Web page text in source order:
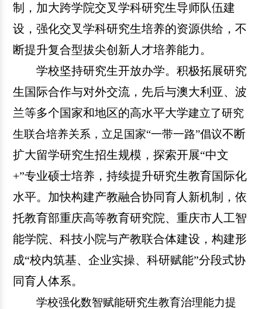
制，加大跨学院交叉学科研究生导师队伍建
设，强化交叉学科研究生培养的资源供给，不
断提升复合型拔尖创新人才培养能力。
学校坚持研究生开放办学。积极拓展研究
生国际合作与对外交流，先后与澳大利亚、波
兰等多个国家和地区的高水平大学建立了研究
生联合培养关系，立足国家“一带一路”倡议不断
扩大留学研究生招生规模，探索开展“中文
+”专业硕士培养，持续提升研究生教育国际化
水平。 加快构建产教融合协同育人新机制，依
托教育部重庆高等教育研究院、重庆市人工智
能学院、科技小院与产教联合体建设，构建形
成“校内筑基、企业实操、科研赋能”分段式协
同育人体系。
学校强化数智赋能研究生教育治理能力提